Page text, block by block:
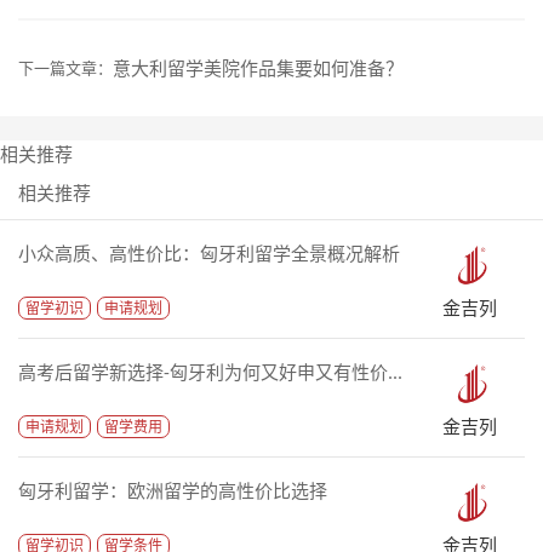
下一篇文章： 意大利留学美院作品集要如何准备？
相关推荐
相关推荐
小众高质、高性价比：匈牙利留学全景概况解析
留学初识 申请规划 金吉列
高考后留学新选择-匈牙利为何又好申又有性价...
申请规划 留学费用 金吉列
匈牙利留学：欧洲留学的高性价比选择
留学初识 留学条件 金吉列